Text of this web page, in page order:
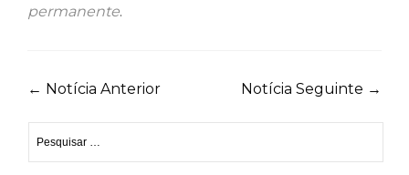
permanente.
Navegação
de
artigos
← Notícia Anterior Notícia Seguinte →
por: